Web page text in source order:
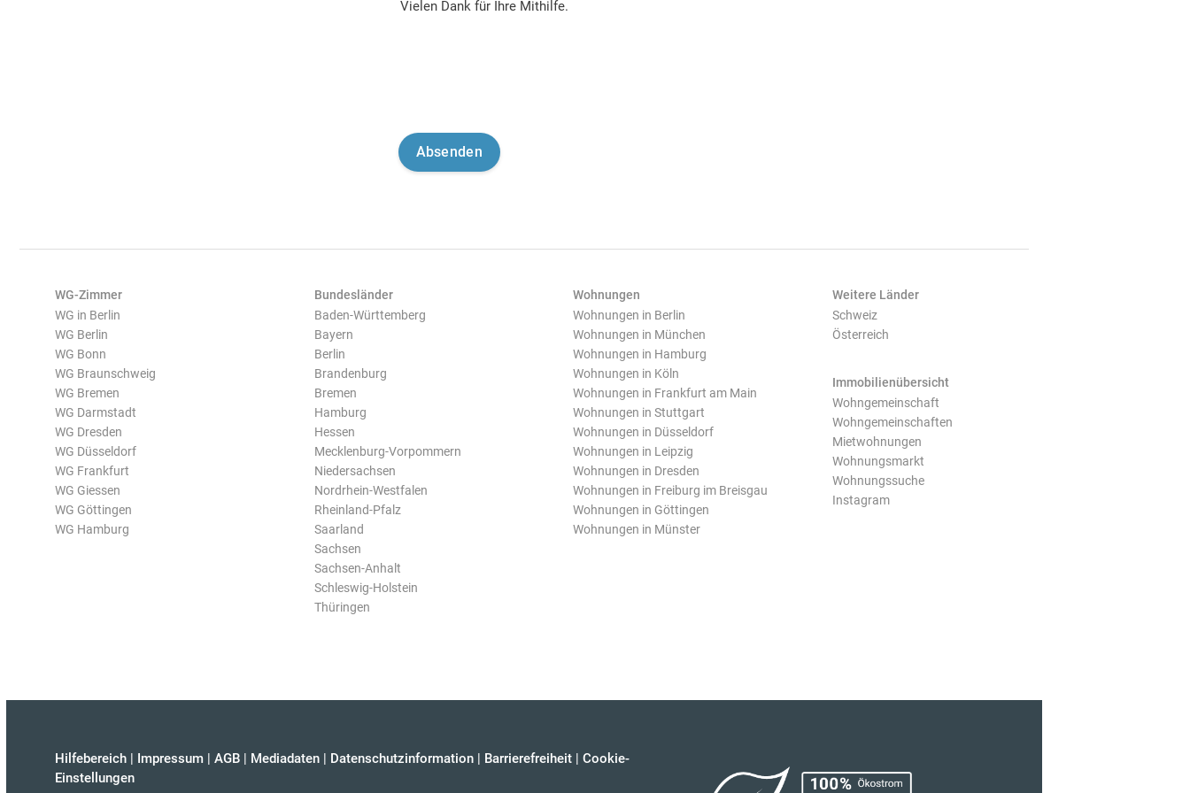
Vielen Dank für Ihre Mithilfe.
WG-Zimmer
WG in Berlin
WG Berlin
WG Bonn
WG Braunschweig
WG Bremen
WG Darmstadt
WG Dresden
WG Düsseldorf
WG Frankfurt
WG Giessen
WG Göttingen
WG Hamburg
Bundesländer
Baden-Württemberg
Bayern
Berlin
Brandenburg
Bremen
Hamburg
Hessen
Mecklenburg-Vorpommern
Niedersachsen
Nordrhein-Westfalen
Rheinland-Pfalz
Saarland
Sachsen
Sachsen-Anhalt
Schleswig-Holstein
Thüringen
Wohnungen
Wohnungen in Berlin
Wohnungen in München
Wohnungen in Hamburg
Wohnungen in Köln
Wohnungen in Frankfurt am Main
Wohnungen in Stuttgart
Wohnungen in Düsseldorf
Wohnungen in Leipzig
Wohnungen in Dresden
Wohnungen in Freiburg im Breisgau
Wohnungen in Göttingen
Wohnungen in Münster
Weitere Länder
Schweiz
Österreich
Immobilienübersicht
Wohngemeinschaft
Wohngemeinschaften
Mietwohnungen
Wohnungsmarkt
Wohnungssuche
Instagram
Hilfebereich | Impressum | AGB | Mediadaten | Datenschutzinformation | Barrierefreiheit | Cookie-
Einstellungen